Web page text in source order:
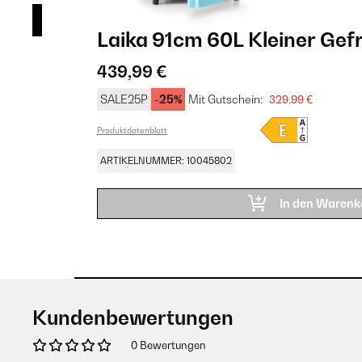
Laika 91cm 60L Kleiner
439,99 €
SALE25P -25% Mit Gutschein: 329,99 €
Produktdatenblatt
ARTIKELNUMMER: 10045802
In den
Kundenbewertungen
0 Bewertungen